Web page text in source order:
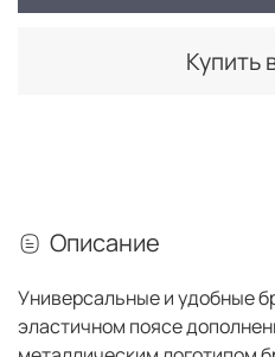
Купить
Описание
Универсальные и удобные
эластичном поясе